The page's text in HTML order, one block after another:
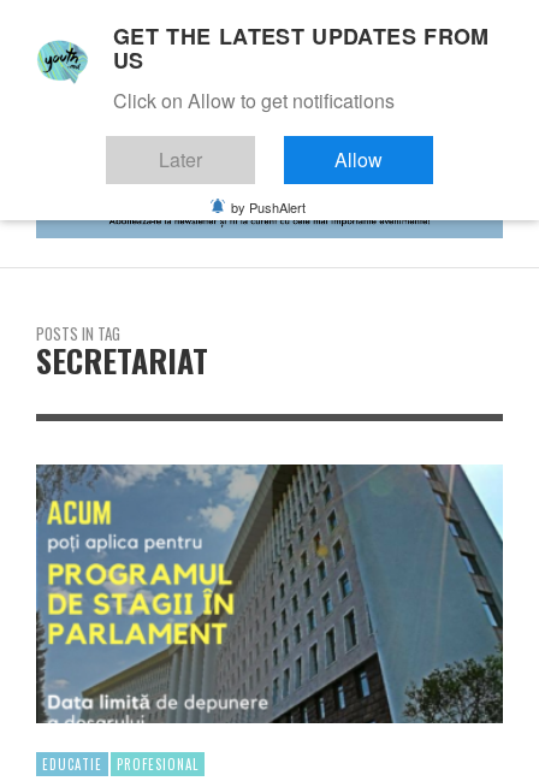
POSTS IN TAG
SECRETARIAT
EDUCATIE PROFESIONAL
GET THE LATEST UPDATES FROM
US
Click on Allow to get notifications
Later Allow
by PushAlert